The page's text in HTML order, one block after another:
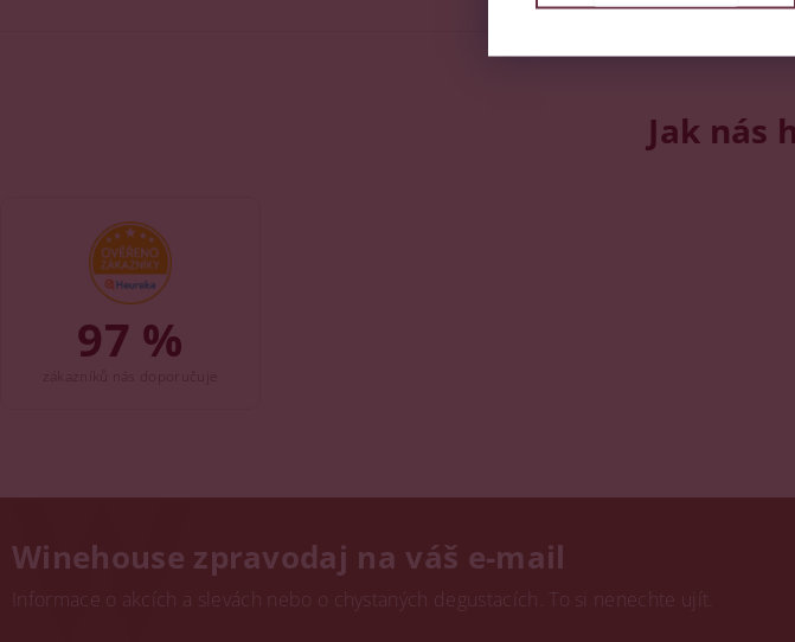
Jak nás
97 %
Winehouse zpravodaj na váš e-mail
Informace o akcích a slevách nebo o chystaných degustacích. To si nenechte ujít.